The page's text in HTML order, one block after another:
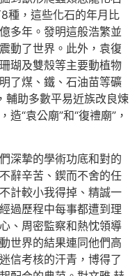
種，這些化石的年月比
多年。發明這般浩繁並
動了世界。此外，袁復
瑚及雙殼等主要動植物
了煤、鐵、石油苗等礦
助多數平易近族改良煉
“袁公廟”和“復禮廟”，
深摯的學術功底和對的
辭辛苦、鍥而不舍的任
計較小我得掉、精誠一
過歷程中每事都遭到理
、周密監察和熱忱領導
世界的結果連同他們高
信考核的汗青，博得了